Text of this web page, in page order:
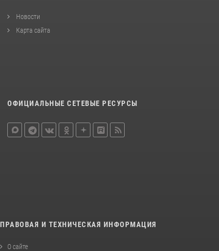
Новости
Карта сайта
ОФИЦИАЛЬНЫЕ СЕТЕВЫЕ РЕСУРСЫ
ПРАВОВАЯ И ТЕХНИЧЕСКАЯ ИНФОРМАЦИЯ
О сайте